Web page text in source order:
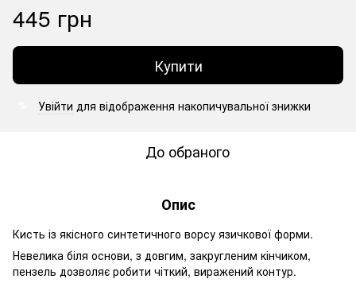
445 грн
Купити
Увійти для відображення накопичувальної знижки
До обраного
Опис
Кисть із якісного синтетичного ворсу язичкової форми.
Невелика біля основи, з довгим, закругленим кінчиком,
пензель дозволяє робити чіткий, виражений контур.